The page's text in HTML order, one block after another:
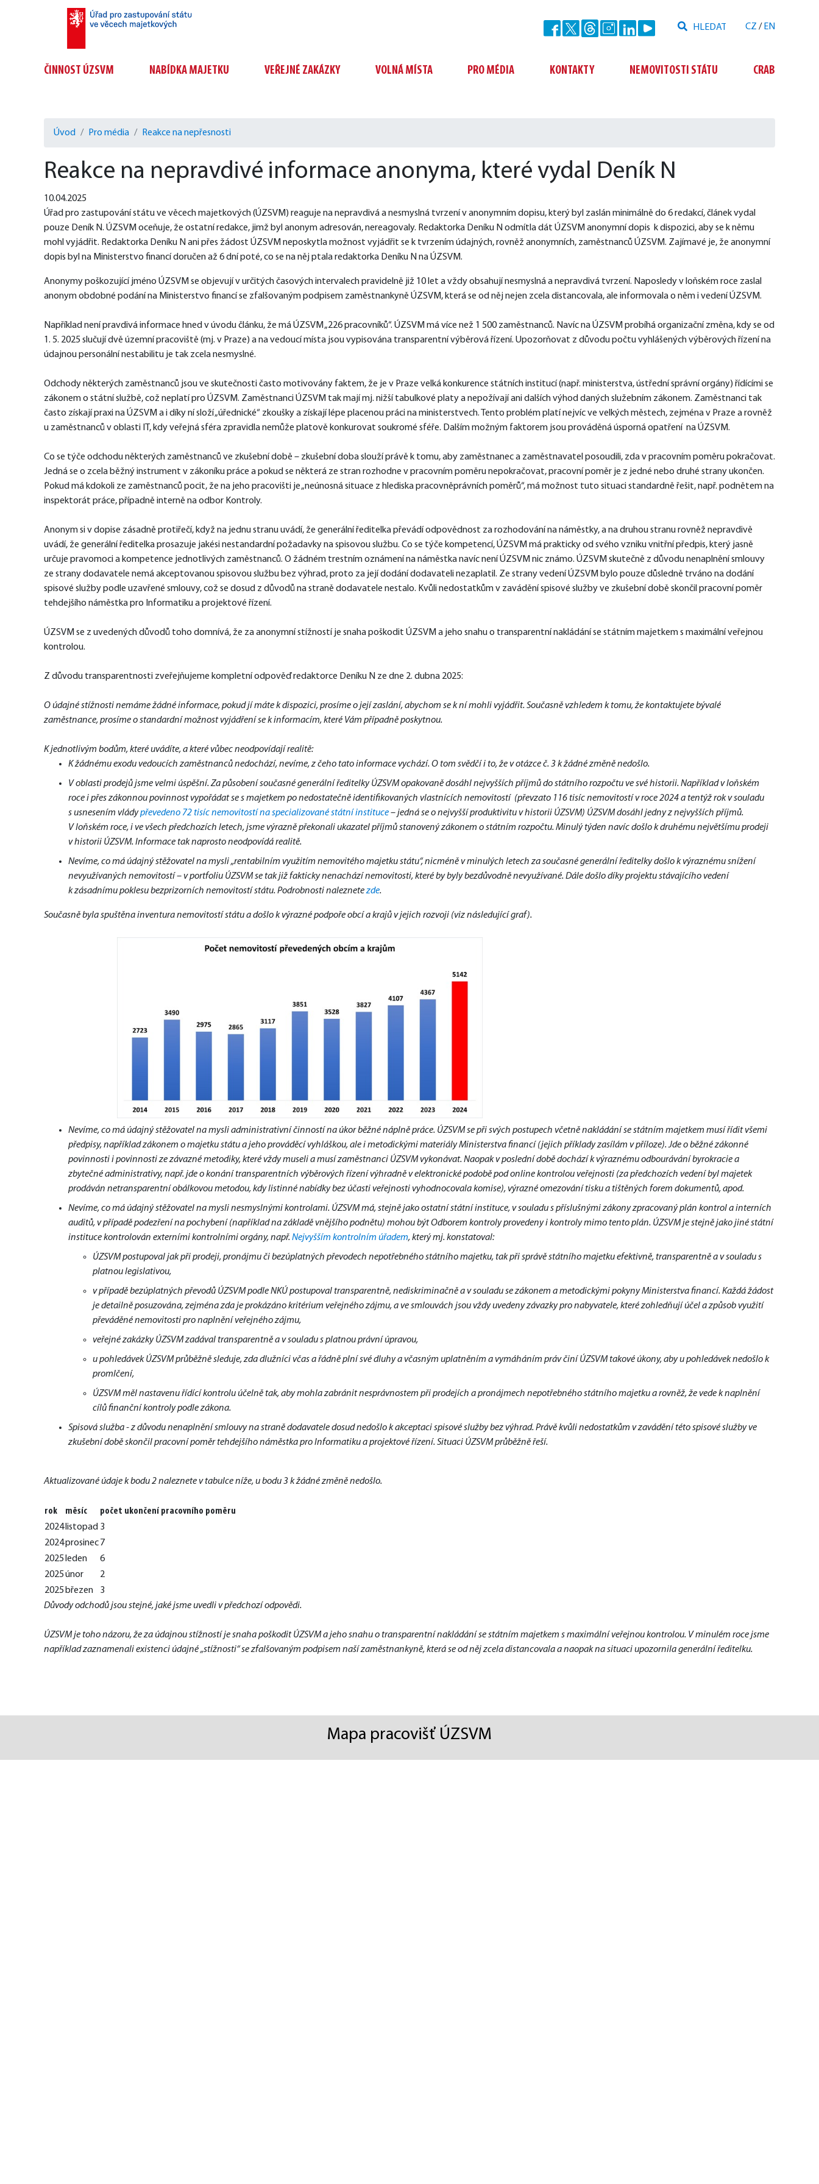
Hledat
Odeslat CZ / EN
ČINNOST ÚZSVM NABÍDKA MAJETKU VEŘEJNÉ ZAKÁZKY VOLNÁ MÍSTA PRO MÉDIA KONTAKTY NEMOVITOSTI STÁTU CRAB
Úvod Pro média Reakce na nepřesnosti
Reakce na nepravdivé informace anonyma, které vydal Deník N
10.04.2025
Úřad pro zastupování státu ve věcech majetkových (ÚZSVM) reaguje na nepravdivá a nesmyslná tvrzení v anonymním dopisu, který byl zaslán minimálně do 6 redakcí, článek vydal
pouze Deník N. ÚZSVM oceňuje, že ostatní redakce, jimž byl anonym adresován, nereagovaly. Redaktorka Deníku N odmítla dát ÚZSVM anonymní dopis  k dispozici, aby se k němu
mohl vyjádřit. Redaktorka Deníku N ani přes žádost ÚZSVM neposkytla možnost vyjádřit se k tvrzením údajných, rovněž anonymních, zaměstnanců ÚZSVM. Zajímavé je, že anonymní
dopis byl na Ministerstvo financí doručen až 6 dní poté, co se na něj ptala redaktorka Deníku N na ÚZSVM.
Anonymy poškozující jméno ÚZSVM se objevují v určitých časových intervalech pravidelně již 10 let a vždy obsahují nesmyslná a nepravdivá tvrzení. Naposledy v loňském roce zaslal
anonym obdobné podání na Ministerstvo financí se zfalšovaným podpisem zaměstnankyně ÚZSVM, která se od něj nejen zcela distancovala, ale informovala o něm i vedení ÚZSVM.
Například není pravdivá informace hned v úvodu článku, že má ÚZSVM „226 pracovníků“. ÚZSVM má více než 1 500 zaměstnanců. Navíc na ÚZSVM probíhá organizační změna, kdy se od
1. 5. 2025 slučují dvě územní pracoviště (mj. v Praze) a na vedoucí místa jsou vypisována transparentní výběrová řízení. Upozorňovat z důvodu počtu vyhlášených výběrových řízení na
údajnou personální nestabilitu je tak zcela nesmyslné.
Odchody některých zaměstnanců jsou ve skutečnosti často motivovány faktem, že je v Praze velká konkurence státních institucí (např. ministerstva, ústřední správní orgány) řídícími se
zákonem o státní službě, což neplatí pro ÚZSVM. Zaměstnanci ÚZSVM tak mají mj. nižší tabulkové platy a nepožívají ani dalších výhod daných služebním zákonem. Zaměstnanci tak
často získají praxi na ÚZSVM a i díky ní složí „úřednické“ zkoušky a získají lépe placenou práci na ministerstvech. Tento problém platí nejvíc ve velkých městech, zejména v Praze a rovněž
u zaměstnanců v oblasti IT, kdy veřejná sféra zpravidla nemůže platově konkurovat soukromé sféře. Dalším možným faktorem jsou prováděná úsporná opatření  na ÚZSVM.
Co se týče odchodu některých zaměstnanců ve zkušební době – zkušební doba slouží právě k tomu, aby zaměstnanec a zaměstnavatel posoudili, zda v pracovním poměru pokračovat.
Jedná se o zcela běžný instrument v zákoníku práce a pokud se některá ze stran rozhodne v pracovním poměru nepokračovat, pracovní poměr je z jedné nebo druhé strany ukončen.
Pokud má kdokoli ze zaměstnanců pocit, že na jeho pracovišti je „neúnosná situace z hlediska pracovněprávních poměrů“, má možnost tuto situaci standardně řešit, např. podnětem na
inspektorát práce, případně interně na odbor Kontroly.
Anonym si v dopise zásadně protiřečí, když na jednu stranu uvádí, že generální ředitelka převádí odpovědnost za rozhodování na náměstky, a na druhou stranu rovněž nepravdivě
uvádí, že generální ředitelka prosazuje jakési nestandardní požadavky na spisovou službu. Co se týče kompetencí, ÚZSVM má prakticky od svého vzniku vnitřní předpis, který jasně
určuje pravomoci a kompetence jednotlivých zaměstnanců. O žádném trestním oznámení na náměstka navíc není ÚZSVM nic známo. ÚZSVM skutečně z důvodu nenaplnění smlouvy
ze strany dodavatele nemá akceptovanou spisovou službu bez výhrad, proto za její dodání dodavateli nezaplatil. Ze strany vedení ÚZSVM bylo pouze důsledně trváno na dodání
spisové služby podle uzavřené smlouvy, což se dosud z důvodů na straně dodavatele nestalo. Kvůli nedostatkům v zavádění spisové služby ve zkušební době skončil pracovní poměr
tehdejšího náměstka pro Informatiku a projektové řízení.
ÚZSVM se z uvedených důvodů toho domnívá, že za anonymní stížností je snaha poškodit ÚZSVM a jeho snahu o transparentní nakládání se státním majetkem s maximální veřejnou
kontrolou.
Z důvodu transparentnosti zveřejňujeme kompletní odpověď redaktorce Deníku N ze dne 2. dubna 2025:
O údajné stížnosti nemáme žádné informace, pokud jí máte k dispozici, prosíme o její zaslání, abychom se k ní mohli vyjádřit. Současně vzhledem k tomu, že kontaktujete bývalé
zaměstnance, prosíme o standardní možnost vyjádření se k informacím, které Vám případně poskytnou.
K jednotlivým bodům, které uvádíte, a které vůbec neodpovídají realitě:
K žádnému exodu vedoucích zaměstnanců nedochází, nevíme, z čeho tato informace vychází. O tom svědčí i to, že v otázce č. 3 k žádné změně nedošlo.
V oblasti prodejů jsme velmi úspěšní. Za působení současné generální ředitelky ÚZSVM opakovaně dosáhl nejvyšších příjmů do státního rozpočtu ve své historii. Například v loňském
roce i přes zákonnou povinnost vypořádat se s majetkem po nedostatečně identifikovaných vlastnících nemovitostí (převzato 116 tisíc nemovitostí v roce 2024 a tentýž rok v souladu
s usnesením vládypřevedeno 72 tisíc nemovitostí na specializované státní instituce– jedná se o nejvyšší produktivitu v historii ÚZSVM) ÚZSVM dosáhl jedny z nejvyšších příjmů.
V loňském roce, i ve všech předchozích letech, jsme výrazně překonali ukazatel příjmů stanovený zákonem o státním rozpočtu. Minulý týden navíc došlo k druhému největšímu prodeji
v historii ÚZSVM. Informace tak naprosto neodpovídá realitě.
Nevíme, co má údajný stěžovatel na mysli „rentabilním využitím nemovitého majetku státu“, nicméně v minulých letech za současné generální ředitelky došlo k výraznému snížení
nevyužívaných nemovitostí – v portfoliu ÚZSVM se tak již fakticky nenachází nemovitosti, které by byly bezdůvodně nevyužívané. Dále došlo díky projektu stávajícího vedení
k zásadnímu poklesu bezprizorních nemovitostí státu. Podrobnosti naleznetezde.
Současně byla spuštěna inventura nemovitostí státu a došlo k výrazné podpoře obcí a krajů v jejich rozvoji (viz následující graf).
Nevíme, co má údajný stěžovatel na mysli administrativní činností na úkor běžné náplně práce. ÚZSVM se při svých postupech včetně nakládání se státním majetkem musí řídit všemi
předpisy, například zákonem o majetku státu a jeho prováděcí vyhláškou, ale i metodickými materiály Ministerstva financí (jejich příklady zasílám v příloze). Jde o běžné zákonné
povinnosti i povinnosti ze závazné metodiky, které vždy museli a musí zaměstnanci ÚZSVM vykonávat. Naopak v poslední době dochází k výraznému odbourávání byrokracie a
zbytečné administrativy, např. jde o konání transparentních výběrových řízení výhradně v elektronické podobě pod online kontrolou veřejnosti (za předchozích vedení byl majetek
prodáván netransparentní obálkovou metodou, kdy listinné nabídky bez účasti veřejnosti vyhodnocovala komise), výrazné omezování tisku a tištěných forem dokumentů, apod.
Nevíme, co má údajný stěžovatel na mysli nesmyslnými kontrolami. ÚZSVM má, stejně jako ostatní státní instituce, v souladu s příslušnými zákony zpracovaný plán kontrol a interních
auditů, v případě podezření na pochybení (například na základě vnějšího podnětu) mohou být Odborem kontroly provedeny i kontroly mimo tento plán. ÚZSVM je stejně jako jiné státní
instituce kontrolován externími kontrolními orgány, např. Nejvyšším kontrolním úřadem, který mj. konstatoval:
ÚZSVM postupoval jak při prodeji, pronájmu či bezúplatných převodech nepotřebného státního majetku, tak při správě státního majetku efektivně, transparentně a v souladu s
platnou legislativou,
v případě bezúplatných převodů ÚZSVM podle NKÚ postupoval transparentně, nediskriminačně a v souladu se zákonem a metodickými pokyny Ministerstva financí. Každá žádost
je detailně posuzována, zejména zda je prokázáno kritérium veřejného zájmu, a ve smlouvách jsou vždy uvedeny závazky pro nabyvatele, které zohledňují účel a způsob využití
převáděné nemovitosti pro naplnění veřejného zájmu,
veřejné zakázky ÚZSVM zadával transparentně a v souladu s platnou právní úpravou,
u pohledávek ÚZSVM průběžně sleduje, zda dlužníci včas a řádně plní své dluhy a včasným uplatněním a vymáháním práv činí ÚZSVM takové úkony, aby u pohledávek nedošlo k
promlčení,
ÚZSVM měl nastavenu řídící kontrolu účelně tak, aby mohla zabránit nesprávnostem při prodejích a pronájmech nepotřebného státního majetku a rovněž, že vede k naplnění
cílů finanční kontroly podle zákona.
Spisová služba - z důvodu nenaplnění smlouvy na straně dodavatele dosud nedošlo k akceptaci spisové služby bez výhrad. Právě kvůli nedostatkům v zavádění této spisové služby ve
zkušební době skončil pracovní poměr tehdejšího náměstka pro Informatiku a projektové řízení. Situaci ÚZSVM průběžně řeší.
Aktualizované údaje k bodu 2 naleznete v tabulce níže, u bodu 3 k žádné změně nedošlo.
rok měsíc
počet ukončení pracovního poměru
2024 listopad 3
2024prosinec7
2025 leden
6
2025únor
2
2025 březen
3
Důvody odchodů jsou stejné, jaké jsme uvedli v předchozí odpovědi.
ÚZSVM je toho názoru, že za údajnou stížností je snaha poškodit ÚZSVM a jeho snahu o transparentní nakládání se státním majetkem s maximální veřejnou kontrolou. V minulém roce jsme
například zaznamenali existenci údajné „stížnosti“ se zfalšovaným podpisem naší zaměstnankyně, která se od něj zcela distancovala a naopak na situaci upozornila generální ředitelku.
Mapa pracovišť ÚZSVM